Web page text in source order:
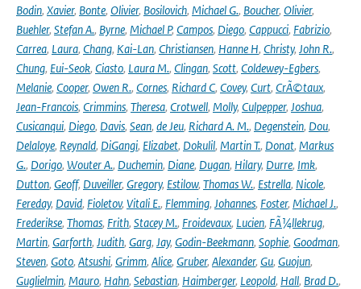
Bodin, Xavier, Bonte, Olivier, Bosilovich, Michael G., Boucher, Olivier,
Buehler, Stefan A., Byrne, Michael P, Campos, Diego, Cappucci, Fabrizio,
Carrea, Laura, Chang, Kai-Lan, Christiansen, Hanne H, Christy, John R.,
Chung, Eui-Seok, Ciasto, Laura M., Clingan, Scott, Coldewey-Egbers,
Melanie, Cooper, Owen R., Cornes, Richard C, Covey, Curt, CrÃ©taux,
Jean-Francois, Crimmins, Theresa, Crotwell, Molly, Culpepper, Joshua,
Cusicanqui, Diego, Davis, Sean, de Jeu, Richard A. M., Degenstein, Dou,
Delaloye, Reynald, DiGangi, Elizabet, Dokulil, Martin T., Donat, Markus
G., Dorigo, Wouter A., Duchemin, Diane, Dugan, Hilary, Durre, Imk,
Dutton, Geoff, Duveiller, Gregory, Estilow, Thomas W., Estrella, Nicole,
Fereday, David, Fioletov, Vitali E., Flemming, Johannes, Foster, Michael J.,
Frederikse, Thomas, Frith, Stacey M., Froidevaux, Lucien, FÃ¼llekrug,
Martin, Garforth, Judith, Garg, Jay, Godin-Beekmann, Sophie, Goodman,
Steven, Goto, Atsushi, Grimm, Alice, Gruber, Alexander, Gu, Guojun,
Guglielmin, Mauro, Hahn, Sebastian, Haimberger, Leopold, Hall, Brad D.,